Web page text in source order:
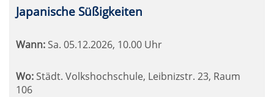
Japanische Süßigkeiten
Wann: Sa. 05.12.2026, 10.00 Uhr
Wo: Städt. Volkshochschule, Leibnizstr. 23, Raum
106